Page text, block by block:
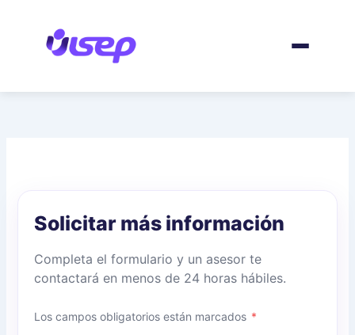
contenido
Solicitar más información
Completa el formulario y un asesor te
contactará en menos de 24 horas hábiles.
Los campos obligatorios están marcados *